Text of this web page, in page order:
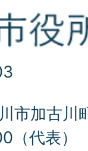
市加古川
代表）